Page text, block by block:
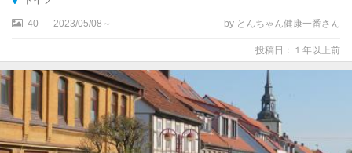
ル
ッ
ハ
オ
ー
バ
40 2023/05/08～ by とんちゃん健康一番さん
投稿日：１年以上前